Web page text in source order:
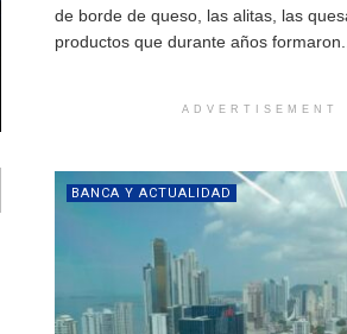
de borde de queso, las alitas, las
productos que durante años formaron...
ADVERTISEMENT
BANCA Y ACTUALIDAD